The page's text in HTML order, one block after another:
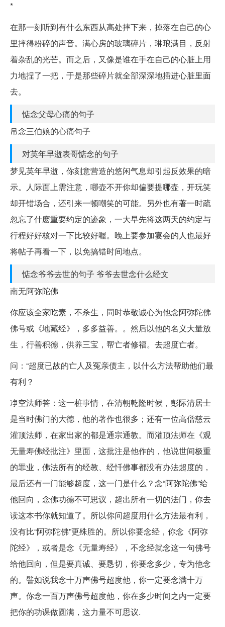
*
在那一刻听到有什么东西从高处摔下来，掉落在自己的心
里摔得粉碎的声音。满心房的玻璃碎片，琳琅满目，反射
着杂乱的光芒。而之后，又像是谁在手在自己的心脏上用
力地捏了一把，于是那些碎片就全部深深地插进心脏里面
去。
惦念父母心痛的句子
吊念三伯娘的心痛句子
对英年早逝表哥惦念的句子
梦见英年早逝，你刻意营造的悠闲气息却引起反效果的暗
示。人际面上需注意，哪壶不开你却偏要提哪壶，开玩笑
却开错场合，还引来一顿嘲笑的可能。另外也有著一时疏
忽忘了什麽重要约定的迹象，一大早先将这两天的约定与
行程好好核对一下比较好喔。晚上要参加宴会的人也最好
将帖子再看一下，以免搞错时间地点。
惦念爷爷去世的句子 爷爷去世念什么经文
南无阿弥陀佛
你应该全家吃素，不杀生，同时恭敬诚心为他念阿弥陀佛
佛号或《地藏经》，多多益善。。然后以他的名义大量放
生，行善积德，供养三宝，帮亡者修福。去超度亡者。
问：“超度已故的亡人及冤亲债主，以什么方法帮助他们最
有利？
净空法师答：这一桩事情，在清朝乾隆时候，彭际清居士
是当时佛门的大德，他的著作也很多；还有一位高僧慈云
灌顶法师，在家出家的都是通宗通教。而灌顶法师在《观
无量寿佛经批注》里面，这批注是他作的，他说世间极重
的罪业，佛法所有的经教、经忏佛事都没有办法超度的，
最后还有一门能够超度，这一门是什么？念“阿弥陀佛”给
他回向，念佛功德不可思议，超出所有一切的法门，你去
读这本书你就知道了。所以你问超度用什么方法最有利，
没有比“阿弥陀佛”更殊胜的。所以你要念经，你念《阿弥
陀经》，或者是念《无量寿经》，不念经就念这一句佛号
给他回向，但是要真诚、要恳切，你要念多少，专为他念
的。譬如说我念十万声佛号超度他，你一定要念满十万
声。你念一百万声佛号超度他，你在多少时间之内一定要
把你的功课做圆满，这力量不可思议.